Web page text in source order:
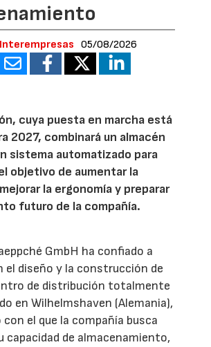
05/08/2026
cuya puesta en marcha está
2027, combinará un almacén
sistema automatizado para
objetivo de aumentar la
la ergonomía y preparar
futuro de la compañía.
GmbH ha confiado a
el diseño y la construcción de
de distribución totalmente
en Wilhelmshaven (Alemania),
el que la compañía busca
capacidad de almacenamiento,